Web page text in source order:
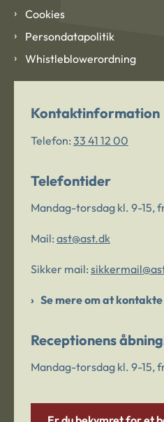
Cookies
Persondatapolitik
Whistleblowerordning
Kontaktinformation
Telefon: 33 41 12 00
Telefontider
Mandag-torsdag kl. 9-15,
Mail: ast@ast.dk
Sikker mail:
Se mere om at
Receptionens
Mandag-torsdag kl. 9-15,